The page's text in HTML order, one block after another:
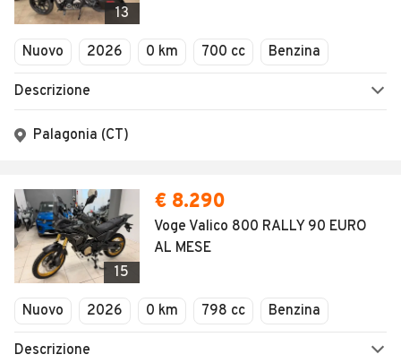
13
Nuovo 2026 0 km 700 cc Benzina
Descrizione
Palagonia (CT)
15
€ 8.290
Voge Valico 800 RALLY 90 EURO
AL MESE
Nuovo 2026 0 km 798 cc Benzina
Descrizione